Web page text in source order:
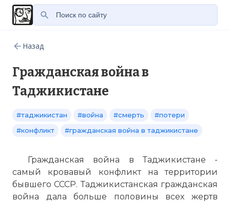
Назад
Гражданская война в
Таджикистане
#таджикистан #война #смерть
#потери
#конфликт
#гражданская война в таджикистане
Гражданская война в Таджикистане -
самый кровавый конфликт на территории
бывшего СССР. Таджикистанская гражданская
война дала больше половины всех жертв